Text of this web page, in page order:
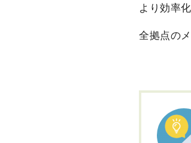
より効率
全拠点の